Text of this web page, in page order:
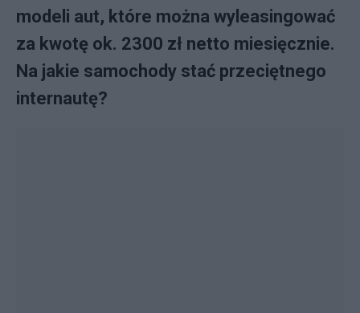
modeli aut, które można wyleasingować
za kwotę ok. 2300 zł netto miesięcznie.
Na jakie samochody stać przeciętnego
internautę?